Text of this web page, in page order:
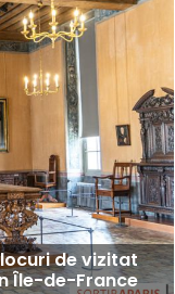
de vizitat
Île-de-France